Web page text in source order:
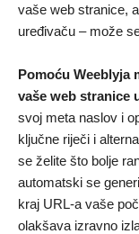
vaše web stranice,
uređivaču – može
Pomoću Weeblyja
vaše web stranice
svoj meta naslov i
ključne riječi i
se želite što bolje
automatski se
kraj URL-a vaše
olakšava izravno